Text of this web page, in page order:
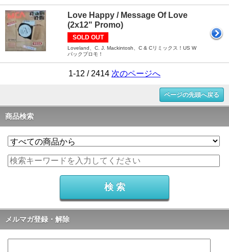
Love Happy / Message Of Love
(2x12" Promo)
SOLD OUT
Loveland、C. J. Mackintosh、C & Cリミックス！US W
パックプロモ！
1-12 / 2414 次のページへ
ページの先頭へ戻る
商品検索
メルマガ登録・解除